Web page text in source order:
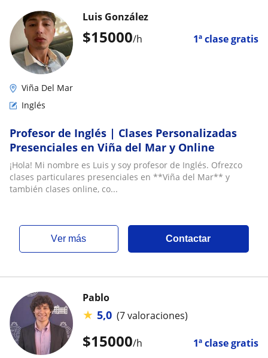
$15000/h 1ª clase gratis
Luis González
Viña Del Mar
Inglés
Profesor de Inglés | Clases Personalizadas
Presenciales en Viña del Mar y Online
¡Hola! Mi nombre es Luis y soy profesor de Inglés. Ofrezco
clases particulares presenciales en **Viña del Mar** y
también clases online, co...
ver más Contactar
$15000/h 1ª clase gratis
Pablo
★ 5,0 (7 valoraciones)